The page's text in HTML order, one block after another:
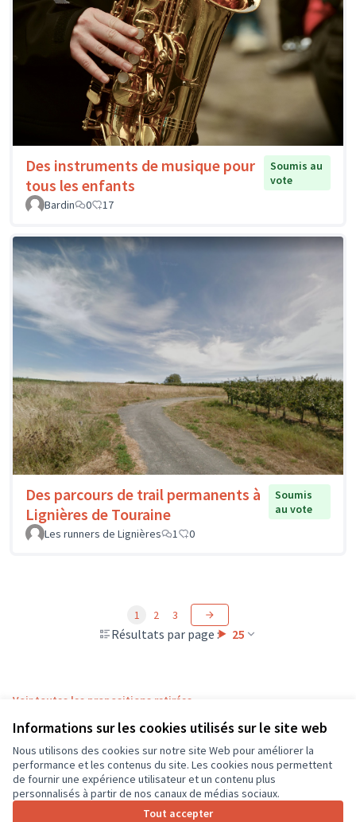
Informations sur les cookies utilisés sur le site web
Nous utilisons des cookies sur notre site Web pour améliorer la
performance et les contenus du site. Les cookies nous permettent
de fournir une expérience utilisateur et un contenu plus
personnalisés à partir de nos canaux de médias sociaux.
Tout accepter
Des instruments de musique pour
tous les enfants
Soumis au
vote
Bardin
0 17
Des parcours de trail permanents à
Lignières de Touraine
Soumis
au vote
Les runners de Lignières
1 0
Résultats par page : 25
1 2 3
Voir toutes les propositions retirées
Conditions d'utilisation
Paramètres des cookies
CD37 sur X
(Lien externe)
CD37 sur Facebook
CD37 sur Instagram
CD37 sur YouTube
(Lien externe)